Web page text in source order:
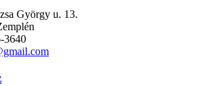
György u. 13.
3640